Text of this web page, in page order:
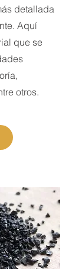
detallada
Aquí
que se
otros.